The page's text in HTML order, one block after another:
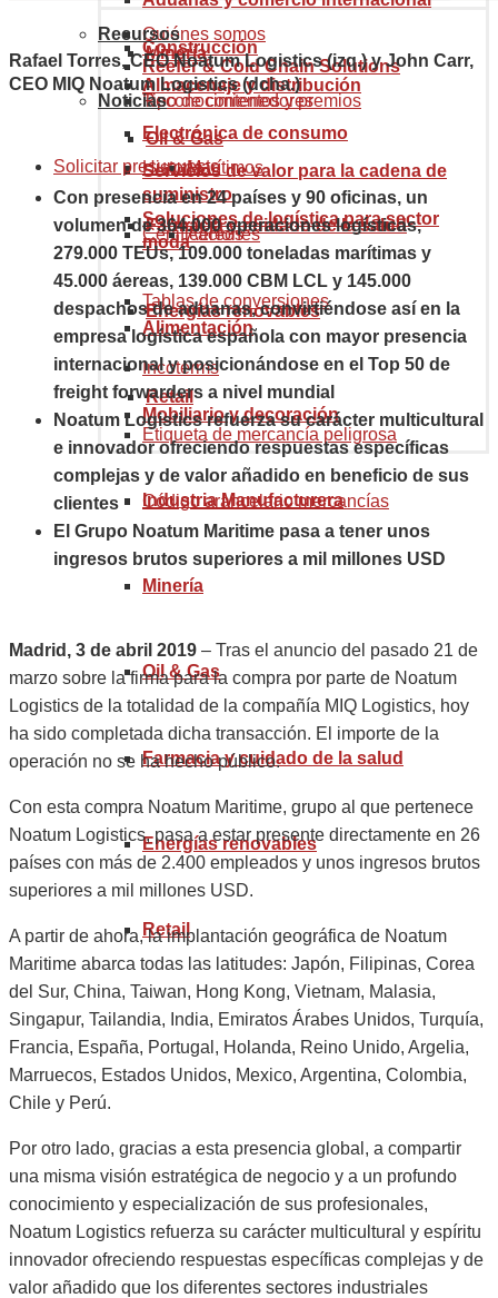
Minería
Oil & Gas
Farmacia y cuidado de la salud
Energías renovables
Retail
Almacenaje y distribución
Servicios de valor para la cadena de
suministro
Reefer & Cold Chain Solutions
Construcción
Electrónica de consumo
Soluciones de logística para sector
moda
Alimentación
Mobiliario y decoración
Industria Manufacturera
Minería
Oil & Gas
Farmacia y cuidado de la salud
Energías renovables
Retail
Quiénes somos
Reconocimientos y premios
Historia
Certificaciones
Recursos
Tipo de contenedores
Marítimos
Aéreos
Tablas de conversiones
Incoterms
Etiqueta de mercancía peligrosa
Código arancelario mercancías
Noticias
Solicitar presupuesto
Rafael Torres,CEO Noatum Logistics (izq.)y John Carr,
CEO MIQ Noatum Logistics (dcha.)
Con presencia en 24 países y 90 oficinas, un
volumen de 364.000 operaciones logísticas,
279.000 TEUs, 109.000 toneladas marítimas y
45.000 áereas, 139.000 CBM LCL y 145.000
despachos de aduanas, convirtiéndose así en la
empresa logística española con mayor presencia
internacional y posicionándose en el Top 50 de
freight forwarders a nivel mundial
Noatum Logistics refuerza su carácter multicultural
e innovador ofreciendo respuestas específicas
complejas y de valor añadido en beneficio de sus
clientes
El Grupo Noatum Maritime pasa a tener unos
ingresos brutos superiores a mil millones USD
Madrid, 3 de abril 2019 – Tras el anuncio del pasado 21 de
marzo sobre la firma para la compra por parte de Noatum
Logistics de la totalidad de la compañía MIQ Logistics, hoy
ha sido completada dicha transacción. El importe de la
operación no se ha hecho público.
Con esta compra Noatum Maritime, grupo al que pertenece
Noatum Logistics, pasa a estar presente directamente en 26
países con más de 2.400 empleados y unos ingresos brutos
superiores a mil millones USD.
A partir de ahora, la implantación geográfica de Noatum
Maritime abarca todas las latitudes: Japón, Filipinas, Corea
del Sur, China, Taiwan, Hong Kong, Vietnam, Malasia,
Singapur, Tailandia, India, Emiratos Árabes Unidos, Turquía,
Francia, España, Portugal, Holanda, Reino Unido, Argelia,
Marruecos, Estados Unidos, Mexico, Argentina, Colombia,
Chile y Perú.
Por otro lado, gracias a esta presencia global, a compartir
una misma visión estratégica de negocio y a un profundo
conocimiento y especialización de sus profesionales,
Noatum Logistics refuerza su carácter multicultural y espíritu
innovador ofreciendo respuestas específicas complejas y de
valor añadido que los diferentes sectores industriales